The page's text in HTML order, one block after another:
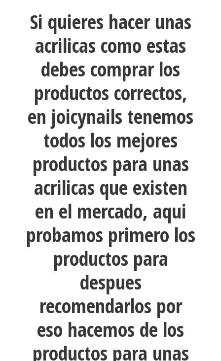
Si quieres hacer unas
acrilicas como estas
debes comprar los
productos correctos,
en joicynails tenemos
todos los mejores
productos para unas
acrilicas que existen
en el mercado, aqui
probamos primero los
productos para
despues
recomendarlos por
eso hacemos de los
productos para unas